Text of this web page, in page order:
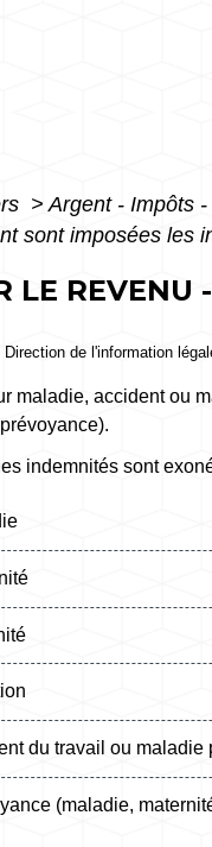
> Argent - Impôts
sont imposées les
LE REVENU
de l'information
maladie, accident ou
indemnités sont
du travail ou maladie
(maladie,